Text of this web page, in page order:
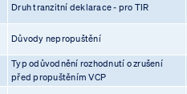
Druh tranzitní deklarace - pro TIR
Důvody nepropuštění
Typ odůvodnění rozhodnutí o zrušení
před propuštěním VCP